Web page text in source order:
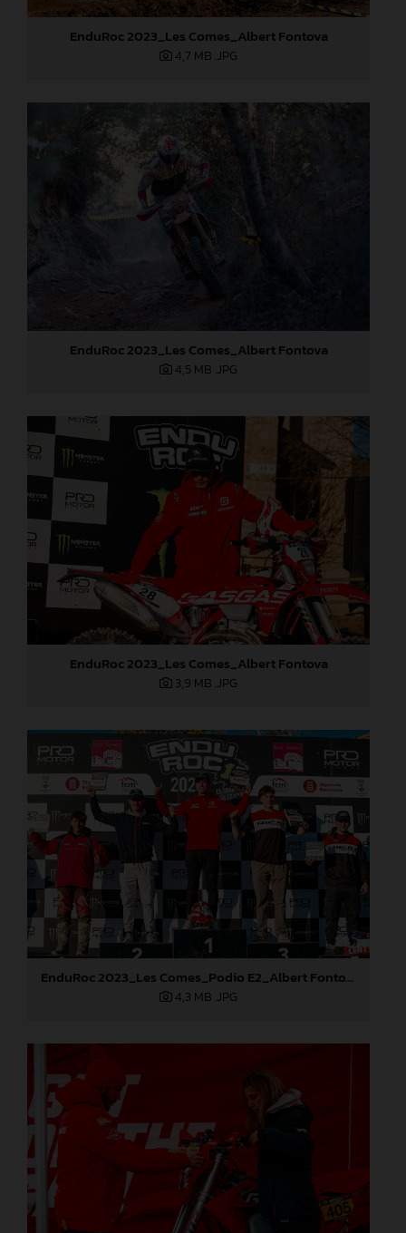
EnduRoc 2023_Les Comes_Albert Fontova
4,7 MB .JPG
EnduRoc 2023_Les Comes_Albert Fontova
4,5 MB .JPG
EnduRoc 2023_Les Comes_Albert Fontova
3,9 MB .JPG
EnduRoc 2023_Les Comes_Podio E2_Albert Fontova
4,3 MB .JPG